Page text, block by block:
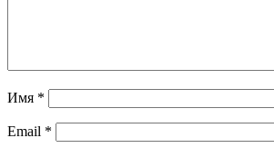
Имя *
Email *